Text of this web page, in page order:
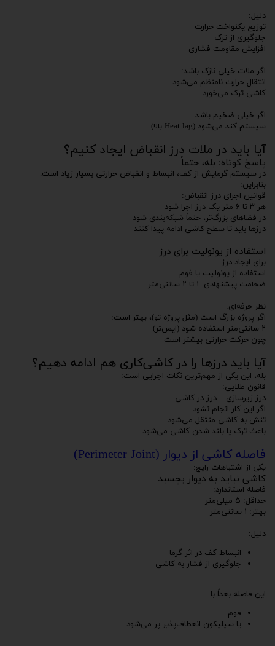
دلیل:
توزیع یکنواخت حرارت
جلوگیری از ترک
افزایش مقاومت فشاری
اگر ملات خیلی نازک باشد:
انتقال حرارت نامنظم می‌شود
کاشی ترک می‌خورد
اگر خیلی ضخیم باشد:
سیستم کند می‌شود (Heat lag بالا)
آیا باید در ملات درز انقباض ایجاد کنیم؟
پاسخ کوتاه: بله، حتماً
در سیستم گرمایش از کف، انبساط و انقباض حرارتی بسیار زیاد است.
بنابراین:
قوانین اجرای درز انقباض:
هر ۳ تا ۶ متر یک درز اجرا شود
در فضاهای بزرگ‌تر، حتماً شبکه‌بندی شود
درزها باید تا سطح کاشی ادامه پیدا کنند
استفاده از یونولیت برای درز
برای ایجاد درز:
استفاده از یونولیت یا فوم
ضخامت پیشنهادی: ۱ تا ۲ سانتی‌متر
نظر حرفه‌ای:
اگر پروژه بزرگ است (مثل پروژه تو)، بهتر است:
۲ سانتی‌متر استفاده شود (ایمن‌تر)
چون حرکت حرارتی بیشتر است
آیا باید درزها را در کاشی‌کاری هم ادامه دهیم؟
بله، این یکی از مهم‌ترین نکات اجرایی است:
قانون طلایی:
درز زیرسازی = درز در کاشی
اگر این کار انجام نشود:
تنش به کاشی منتقل می‌شود
باعث ترک یا بلند شدن کاشی می‌شود
فاصله کاشی از دیوار (Perimeter Joint)
یکی از اشتباهات رایج:
کاشی نباید به دیوار بچسبد
فاصله استاندارد:
حداقل: ۵ میلی‌متر
بهتر: ۱ سانتی‌متر
دلیل:
انبساط کف در اثر گرما
جلوگیری از فشار به کاشی
این فاصله بعداً با:
فوم
یا سیلیکون انعطاف‌پذیر پر می‌شود.